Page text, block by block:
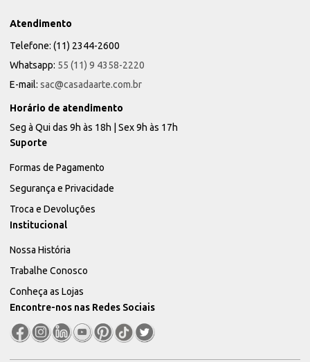
Atendimento
Telefone: (11) 2344-2600
Whatsapp: 55 (11) 9 4358-2220
E-mail: sac@casadaarte.com.br
Horário de atendimento
Seg à Qui das 9h às 18h | Sex 9h às 17h
Suporte
Formas de Pagamento
Segurança e Privacidade
Troca e Devoluções
Institucional
Nossa História
Trabalhe Conosco
Conheça as Lojas
Encontre-nos nas Redes Sociais